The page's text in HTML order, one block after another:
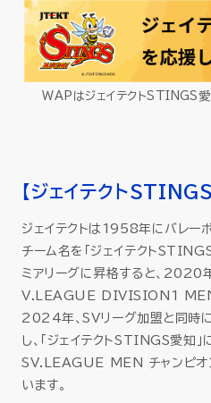
WAPはジェイテクトSTINGS
【ジェイテクト
ジェイテクトは1958年にバレー
チーム名を「ジェイテクト
ミアリーグに昇格すると、
V.LEAGUE DIVISION1 MEN
2024年、SVリーグ加盟と同時
し、「ジェイテクトSTINGS愛
SV.LEAGUE MEN チャンピオ
います。